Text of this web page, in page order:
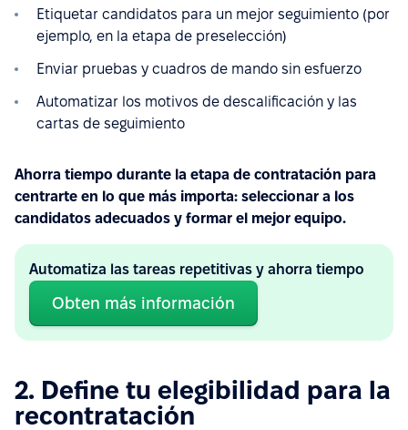
Etiquetar candidatos para un mejor seguimiento (por
ejemplo, en la etapa de preselección)
Enviar pruebas y cuadros de mando sin esfuerzo
Automatizar los motivos de descalificación y las
cartas de seguimiento
Ahorra tiempo durante la etapa de contratación para
centrarte en lo que más importa: seleccionar a los
candidatos adecuados y formar el mejor equipo.
Automatiza las tareas repetitivas y ahorra tiempo
Obten más información
2. Define tu elegibilidad para la
recontratación